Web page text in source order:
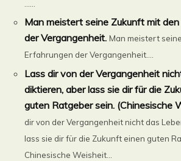
Man meistert seine Zukunft mit
der Vergangenheit. Man meistert
Erfahrungen der Vergangenheit....
Lass dir von der Vergangenheit
diktieren, aber lass sie dir für die
guten Ratgeber sein. (Chinesische
dir von der Vergangenheit nicht das
lass sie dir für die Zukunft einen guten
Chinesische Weisheit...